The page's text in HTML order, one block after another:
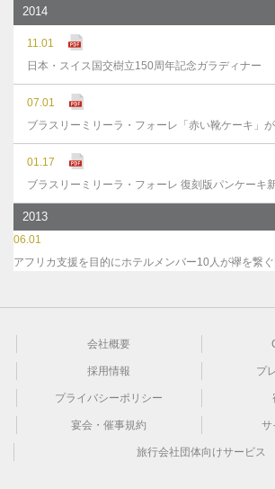
2014
11.01
日本・スイス国交樹立150周年記念ガラディナー
07.01
ブラスリーミリーラ・フォーレ「赤い靴ケーキ」
01.17
ブラスリーミリーラ・フォーレ 復刻版パンケーキ
2013
06.01
アフリカ支援を目的にホテルメンバー10人が襷を繋
会社概要
採用情報 プ
プライバシーポリシー
宴会・催事規約 サ
旅行会社団体向けサービス